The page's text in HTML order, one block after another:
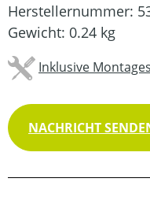
Herstellernummer:
Gewicht: 0.24 kg
Inklusive